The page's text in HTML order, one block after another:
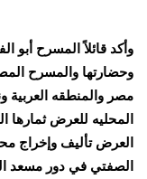
وأكد قائلاً المسرح أبو
وحضارتها والمسرح
مصر والمنطقه العربية
المحليه للعرض ثمارها
العرض تأليف وإخراج
الصفتي في دور مسعد